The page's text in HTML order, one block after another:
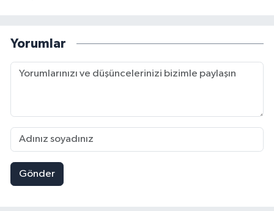
Yorumlar
Gönder